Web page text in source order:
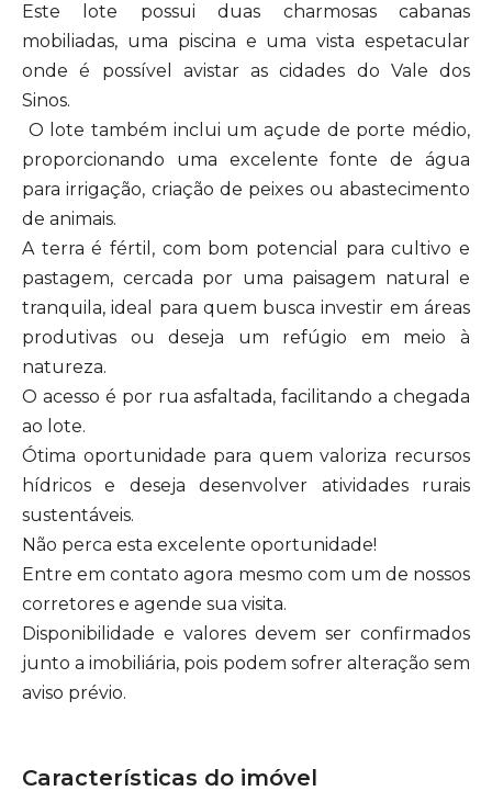
Este lote possui duas charmosas cabanas
mobiliadas, uma piscina e uma vista espetacular
onde é possível avistar as cidades do Vale dos
Sinos.
O lote também inclui um açude de porte médio,
proporcionando uma excelente fonte de água
para irrigação, criação de peixes ou abastecimento
de animais.
A terra é fértil, com bom potencial para cultivo e
pastagem, cercada por uma paisagem natural e
tranquila, ideal para quem busca investir em áreas
produtivas ou deseja um refúgio em meio à
natureza.
O acesso é por rua asfaltada, facilitando a chegada
ao lote.
Ótima oportunidade para quem valoriza recursos
hídricos e deseja desenvolver atividades rurais
sustentáveis.
Não perca esta excelente oportunidade!
Entre em contato agora mesmo com um de nossos
corretores e agende sua visita.
Disponibilidade e valores devem ser confirmados
junto a imobiliária, pois podem sofrer alteração sem
aviso prévio.
Características do imóvel